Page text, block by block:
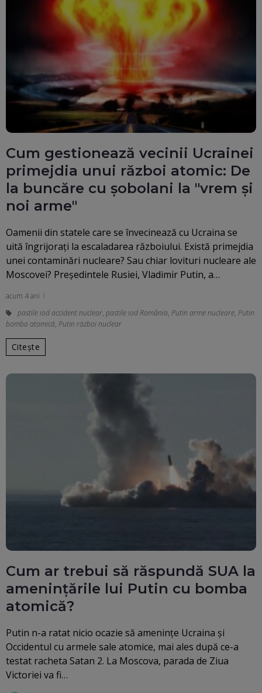
Cum gestionează vecinii Ucrainei
primejdia unui război atomic: De
la buncăre cu şobolani la "vrem şi
noi arme"
Oamenii din statele care se învecinează cu Ucraina se
uită îngrijoraţi la escaladarea războiului. Există primejdia
unei contaminări nucleare? Sau chiar lovituri nucleare ale
Moscovei? Preşedintele Rusiei, Vladimir Putin, a…
acum 4 ani
pastile iod accident nuclear, pastile iod România, Putin arme nucleare, Putin
bomba atomică, Putin război nuclear
Citește
Cum ar trebui să răspundă SUA la
amenințările lui Putin cu bomba
atomică?
Putin n-a ratat nicio ocazie să amenințe Ucraina și
Occidentul cu armele sale atomice, mai ales după ce-a
testat racheta Satan 2. La Moscova, parada de Ziua
Victoriei va fi…